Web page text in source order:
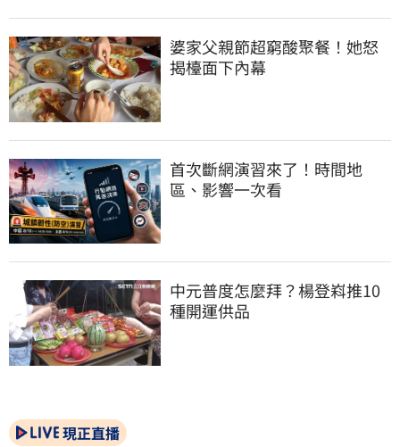
婆家父親節超窮酸聚餐！她怒
揭檯面下內幕
首次斷網演習來了！時間地
區、影響一次看
中元普度怎麼拜？楊登嵙推10
種開運供品
現正直播